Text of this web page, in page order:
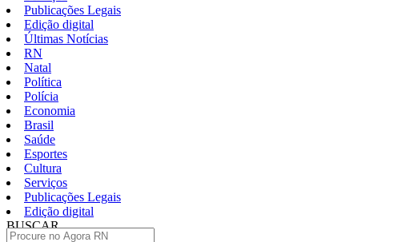
Publicações Legais
Edição digital
Últimas Notícias
RN
Natal
Política
Polícia
Economia
Brasil
Saúde
Esportes
Cultura
Serviços
Publicações Legais
Edição digital
BUSCAR